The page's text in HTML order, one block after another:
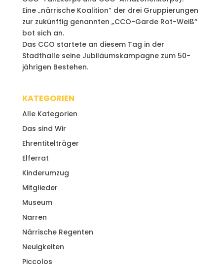
Eine „närrische Koalition“ der drei Gruppierungen
zur zukünftig genannten „CCO-Garde Rot-Weiß“
bot sich an.
Das CCO startete an diesem Tag in der
Stadthalle seine Jubiläumskampagne zum 50-
jährigen Bestehen.
KATEGORIEN
Alle Kategorien
Das sind Wir
Ehrentitelträger
Elferrat
Kinderumzug
Mitglieder
Museum
Narren
Närrische Regenten
Neuigkeiten
Piccolos